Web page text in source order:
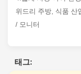
위드리 주방, 식품 산
/ 모니터
태그: